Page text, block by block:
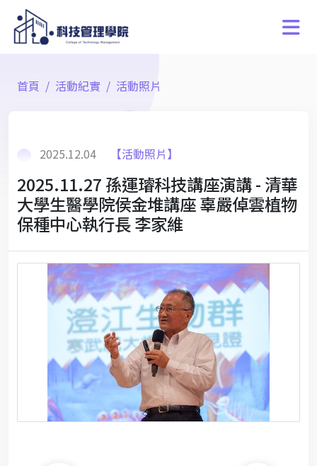
首頁 活動紀實 活動照片
2025.12.04 【活動照片】
2025.11.27 孫運璿科技講座演講 - 清華
大學生醫學院侯金堆講座 辜嚴倬雲植物
保種中心執行長 李家維